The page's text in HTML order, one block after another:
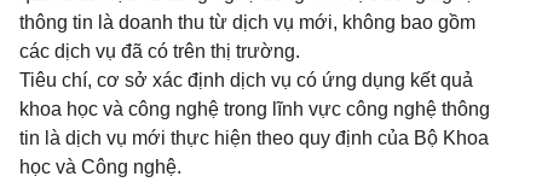
thông tin là doanh thu từ dịch vụ mới, không bao gồm
các dịch vụ đã có trên thị trường.
Tiêu chí, cơ sở xác định dịch vụ có ứng dụng kết quả
khoa học và công nghệ trong lĩnh vực công nghệ thông
tin là dịch vụ mới thực hiện theo quy định của Bộ Khoa
học và Công nghệ.